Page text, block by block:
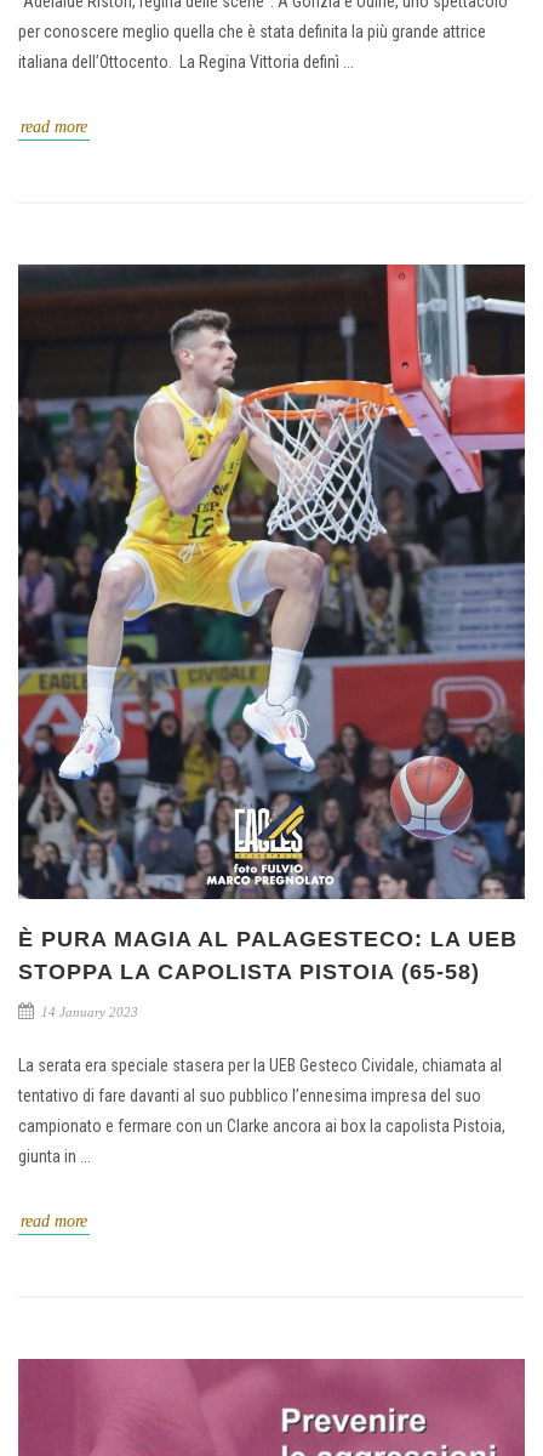
per conoscere meglio quella che è stata definita la più grande attrice
italiana dell’Ottocento. La Regina Vittoria definì ...
read more
È PURA MAGIA AL PALAGESTECO: LA UEB
STOPPA LA CAPOLISTA PISTOIA (65-58)
14 January 2023
La serata era speciale stasera per la UEB Gesteco Cividale, chiamata al
tentativo di fare davanti al suo pubblico l’ennesima impresa del suo
campionato e fermare con un Clarke ancora ai box la capolista Pistoia,
giunta in ...
read more